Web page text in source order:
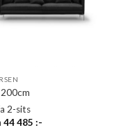
2-sits
44 485:-